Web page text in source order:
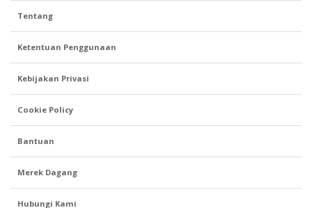
Tentang
Ketentuan Penggunaan
Kebijakan Privasi
Cookie Policy
Bantuan
Merek Dagang
Hubungi Kami